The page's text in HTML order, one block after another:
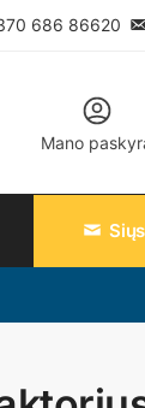
686 86620
Mano